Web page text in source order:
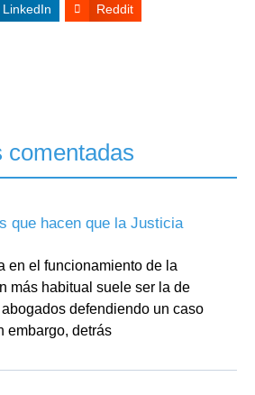
LinkedIn Reddit
comentadas
que hacen que la Justicia
en el funcionamiento de la
más habitual suele ser la de
defendiendo un caso
embargo, detrás